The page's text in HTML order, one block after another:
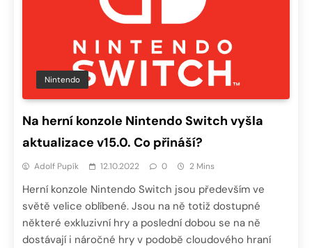
Nintendo
Na herní konzole Nintendo Switch vyšla
aktualizace v15.0. Co přináší?
Adolf Pupík 12.10.2022 0 2 Mins
Herní konzole Nintendo Switch jsou především ve
světě velice oblíbené. Jsou na ně totiž dostupné
některé exkluzivní hry a poslední dobou se na ně
dostávají i náročné hry v podobě cloudového hraní